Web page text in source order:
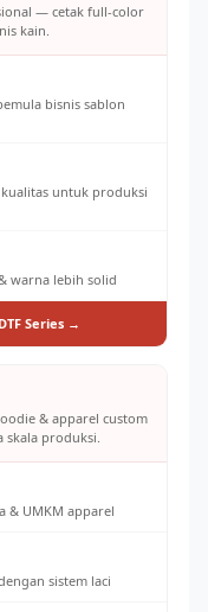
— cetak full-color
kain.
bisnis sablon
untuk produksi
warna lebih solid
Series →
& apparel custom
produksi.
& UMKM apparel
sistem laci